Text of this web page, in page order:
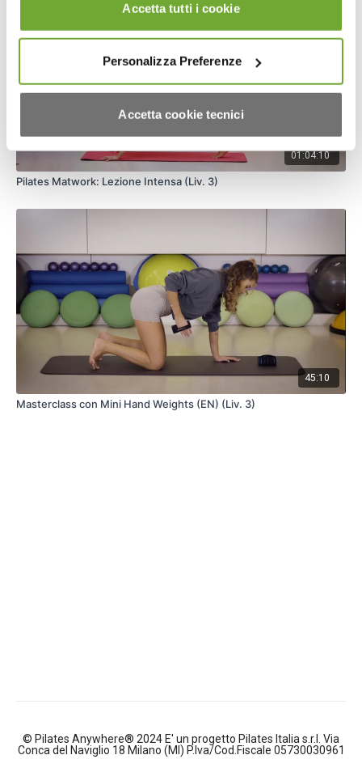
Accetta tutti i cookie
Personalizza Preferenze
Accetta cookie tecnici
01:04:10
Pilates Matwork: Lezione Intensa (Liv. 3)
45:10
Masterclass con Mini Hand Weights (EN) (Liv. 3)
© Pilates Anywhere® 2024 E' un progetto Pilates Italia s.r.l. Via
Conca del Naviglio 18 Milano (MI) P.Iva/Cod.Fiscale 05730030961